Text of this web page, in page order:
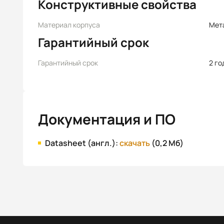
Конструктивные свойства
Материал корпуса
Гарантийный срок
Гарантийный срок 2
Документация и ПО
Datasheet (англ.):скачать (0,2 Мб)